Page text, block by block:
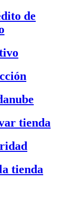
de
tienda
tienda